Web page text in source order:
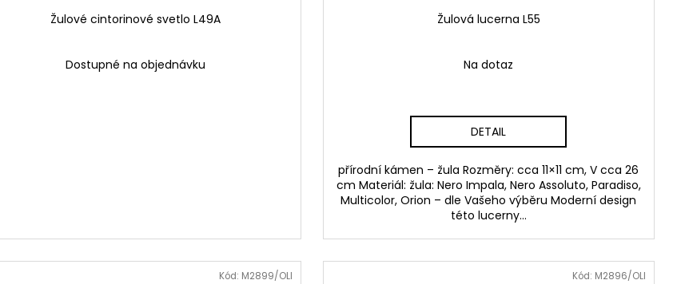
Žulové cintorinové svetlo L49A
Dostupné na objednávku
Žulová lucerna L55
Na dotaz
DETAIL
přírodní kámen – žula Rozměry: cca 11×11 cm, V cca 26
cm Materiál: žula: Nero Impala, Nero Assoluto, Paradiso,
Multicolor, Orion – dle Vašeho výběru Moderní design
této lucerny...
Kód: M2899/OLI Kód: M2896/OLI